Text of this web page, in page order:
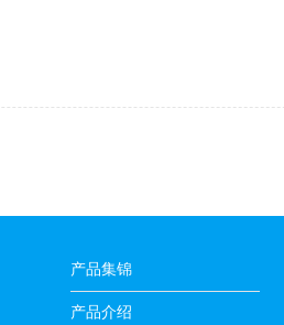
产品集锦
产品介绍